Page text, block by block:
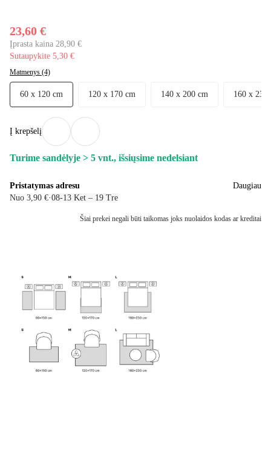
23,60 €
Įprasta kaina 28,90 €
Sutaupykite 5,30 €
Matmenys (4)
60 x 120 cm 120 x 170 cm 140 x 200 cm 160 x 230
Į krepšelį
Turime sandėlyje > 5 vnt., išsiųsime nedelsiant
Pristatymas adresu
Nuo 3,90 €·08‑13 Ket – 19 Tre
Daugiau
Šiai prekei negali būti taikomas joks nuolaidos kodas ar kreditai